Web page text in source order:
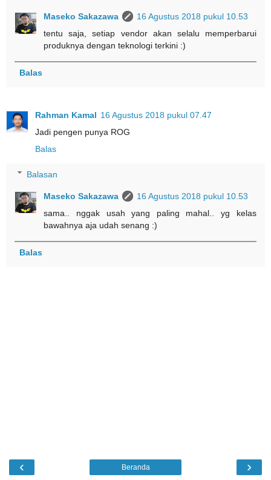
Maseko Sakazawa
16 Agustus 2018 pukul 10.53
tentu saja, setiap vendor akan selalu memperbarui
produknya dengan teknologi terkini :)
Balas
Rahman Kamal 16 Agustus 2018 pukul 07.47
Jadi pengen punya ROG
Balas
Balasan
Maseko Sakazawa
16 Agustus 2018 pukul 10.53
sama.. nggak usah yang paling mahal.. yg kelas
bawahnya aja udah senang :)
Balas
‹ ›
Beranda